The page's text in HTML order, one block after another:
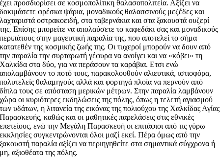
έχει προσδιορίσει σε κοσμοπολίτικη θαλασοπολιτεία. Αξίζει να
δοκιμάσετε φρέσκα ψάρια, μοναδικούς θαλασσινούς μεζέδες και
λαχταριστά οστρακοειδή, στα ταβερνάκια και στα ξακουστά ουζερί
της. Επίσης μπορείτε να απολαύσετε το καφεδάκι σας και μοναδικούς
περιπάτους στην μαγευτική παραλία της, που αποτελεί το σήμα
κατατεθέν της κοσμικής ζωής της. Οι τυχεροί μπορούν να δουν από
την παραλία την συρταρωτή γέφυρα να ανοίγει και να «κόβει» τη
Χαλκίδα στα δύο, για να περάσουν τα καράβια. Ετσι ενώ
απολαμβάνουν το ποτό τους, παρακολουθούν αλιευτικά, ιστιοφόρα,
πολυτελείς θαλαμηγούς αλλά και φορτηγά πλοία να περνούν από
δίπλα τους σε απόσταση μερικών μέτρων. Στην παραλία λαμβάνουν
χώρα οι κυριότερες εκδηλώσεις της πόλης, όπως η τελετή αγιασμού
των υδάτων, η λιτανεία της εικόνας της πολιούχου της Χαλκίδας Αγίας
Παρασκευής, καθώς και οι μαθητικές παρελάσεις στις εθνικές
επετείους, ενώ την Μεγάλη Παρασκευή οι επιτάφιοι από τις γύρω
εκκλησίες συγκεντρώνονται όλοι μαζί εκεί. Πέρα όμως από την
ξακουστή παραλία αξίζει να περιηγηθείτε στα σημαντικά σύγχρονα ή
μη, αξιοθέατα της πόλης.